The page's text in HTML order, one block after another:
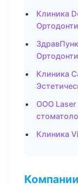
Клиника
Клиника
ООО Laser
Клиника